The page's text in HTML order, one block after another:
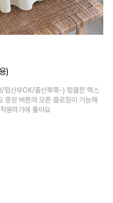
)
/임산부OK/출산후쭉-) 링클한 텍스
중앙 버튼의 오픈 클로징이 가능해
용하기에 좋아요